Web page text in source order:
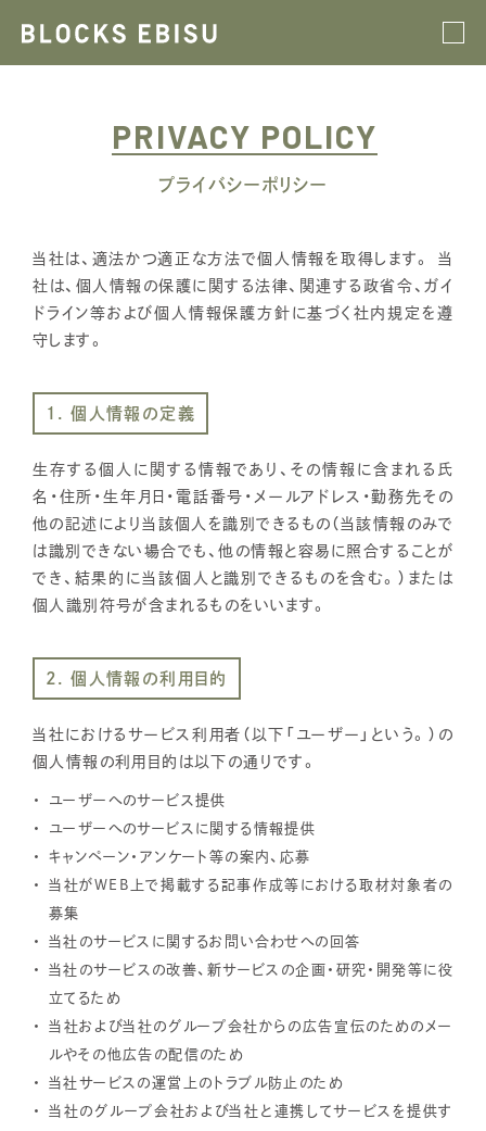
PRIVACY POLICY
プライバシーポリシー
当社は、適法かつ適正な方法で個人情報を取得します。 当
社は、個人情報の保護に関する法律、関連する政省令、ガイ
ドライン等および個人情報保護方針に基づく社内規定を遵
守します。
1. 個人情報の定義
生存する個人に関する情報であり、その情報に含まれる氏
名・住所・生年月日・電話番号・メールアドレス・勤務先その
他の記述により当該個人を識別できるもの（当該情報のみで
は識別できない場合でも、他の情報と容易に照合することが
でき、結果的に当該個人と識別できるものを含む。）または
個人識別符号が含まれるものをいいます。
2. 個人情報の利用目的
当社におけるサービス利用者（以下「ユーザー」という。）の
個人情報の利用目的は以下の通りです。
ユーザーへのサービス提供
ユーザーへのサービスに関する情報提供
キャンペーン・アンケート等の案内、応募
当社がWEB上で掲載する記事作成等における取材対象者の
募集
当社のサービスに関するお問い合わせへの回答
当社のサービスの改善、新サービスの企画・研究・開発等に役
立てるため
当社および当社のグループ会社からの広告宣伝のためのメー
ルやその他広告の配信のため
当社サービスの運営上のトラブル防止のため
当社のグループ会社および当社と連携してサービスを提供す